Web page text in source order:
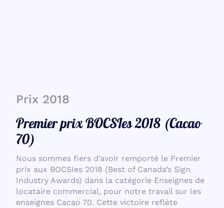
Prix 2018
Premier prix BOCSIes 2018 (Cacao
70)
Nous sommes fiers d’avoir remporté le Premier
prix aux BOCSIes 2018 (Best of Canada’s Sign
Industry Awards) dans la catégorie Enseignes de
locataire commercial, pour notre travail sur les
enseignes Cacao 70. Cette victoire reflète